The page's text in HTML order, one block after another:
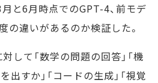
と6月時点でのGPT-4、前モデ
の違いがあるのか検証した。
して「数学の問題の回答」「機
すか」「コードの生成」「視覚